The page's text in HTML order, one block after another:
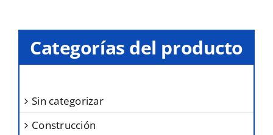
se
en
la
Categorías del producto
sin categorizar
construcción